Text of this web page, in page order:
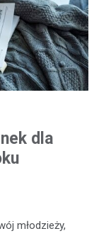
dla
młodzieży,